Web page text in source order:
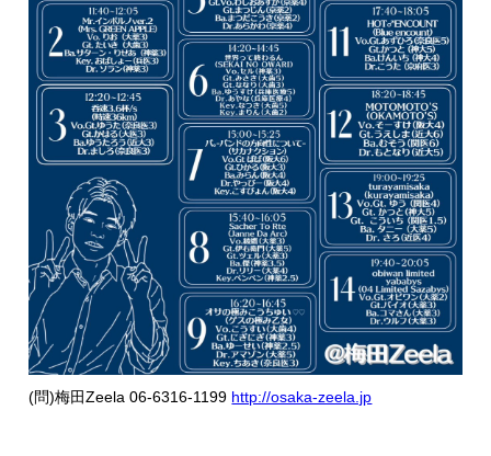
(問)梅田Zeela 06-6316-1199 http://osaka-zeela.jp